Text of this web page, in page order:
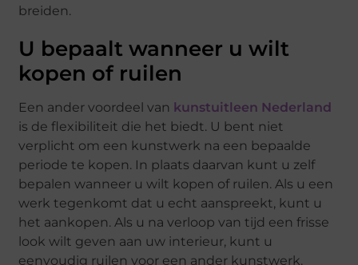
breiden.
U bepaalt wanneer u wilt
kopen of ruilen
Een ander voordeel van kunstuitleen Nederland
is de flexibiliteit die het biedt. U bent niet
verplicht om een kunstwerk na een bepaalde
periode te kopen. In plaats daarvan kunt u zelf
bepalen wanneer u wilt kopen of ruilen. Als u een
werk tegenkomt dat u echt aanspreekt, kunt u
het aankopen. Als u na verloop van tijd een frisse
look wilt geven aan uw interieur, kunt u
eenvoudig ruilen voor een ander kunstwerk.